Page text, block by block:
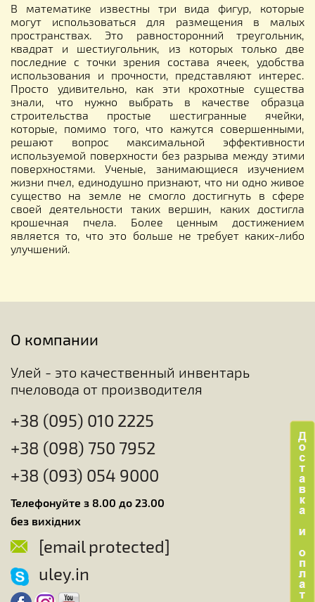
В математике известны три вида фигур, которые
могут использоваться для размещения в малых
пространствах. Это равносторонний треугольник,
квадрат и шестиугольник, из которых только две
последние с точки зрения состава ячеек, удобства
использования и прочности, представляют интерес.
Просто удивительно, как эти крохотные существа
знали, что нужно выбрать в качестве образца
строительства простые шестигранные ячейки,
которые, помимо того, что кажутся совершенными,
решают вопрос максимальной эффективности
используемой поверхности без разрыва между этими
поверхностями. Ученые, занимающиеся изучением
жизни пчел, единодушно признают, что ни одно живое
существо на земле не смогло достигнуть в сфере
своей деятельности таких вершин, каких достигла
крошечная пчела. Более ценным достижением
является то, что это больше не требует каких-либо
улучшений.
О компании
Улей - это качественный инвентарь
пчеловода от производителя
+38 (095) 010 2225
+38 (098) 750 7952
+38 (093) 054 9000
Телефонуйте з 8.00 до 23.00
без вихідних
[email protected]
uley.in